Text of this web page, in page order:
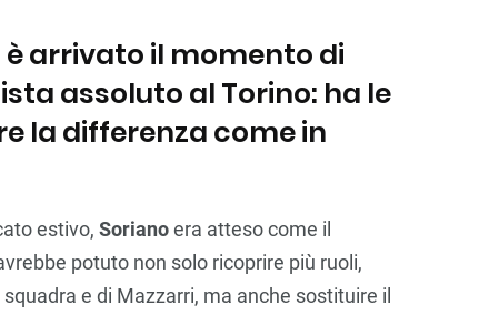
è arrivato il momento di
assoluto al Torino: ha le
la differenza come in
estivo, Sorianoera atteso come il
potuto non solo ricoprire più ruoli,
e di Mazzarri, ma anche sostituire il